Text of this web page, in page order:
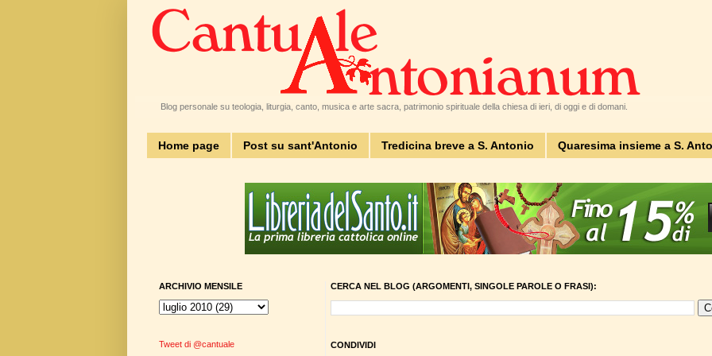
Blog personale su teologia, liturgia, canto, musica e arte sacra, patrimonio spirituale della chiesa di ieri, di oggi e di domani.
Home page Post su sant'Antonio Tredicina breve a S. Antonio Quaresima insieme a S.
CERCA NEL BLOG (ARGOMENTI, SINGOLE PAROLE O FRASI):
CONDIVIDI
ARCHIVIO MENSILE
Tweet di @cantuale